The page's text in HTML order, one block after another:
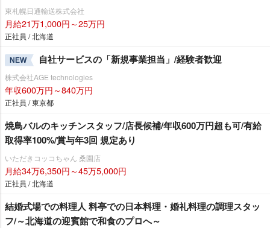
東札幌日通輸送株式会社
月給21万1,000円～25万円
正社員 / 北海道
NEW 自社サービスの「新規事業担当」/経験者歓迎
株式会社AGE technologies
年収600万円～840万円
正社員 / 東京都
焼鳥バルのキッチンスタッフ/店長候補/年収600万円超も可/有給
取得率100%/賞与年3回 規定あり
いただきコッコちゃん 桑園店
月給34万6,350円～45万5,000円
正社員 / 北海道
結婚式場での料理人 料亭での日本料理・婚礼料理の調理スタッ
フ/～北海道の迎賓館で和食のプロへ～